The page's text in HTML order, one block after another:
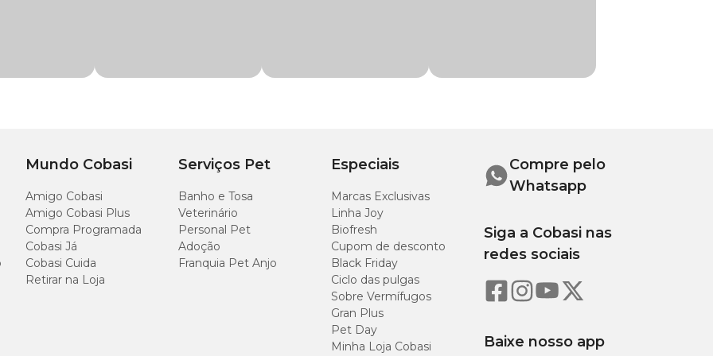
a caixa de areia com 3 a 4cm de profundidade com os grãos de sílica. Lembre-se, a
secos.
Certifique-se de embalar bem os resíduos antes de colocá-los no lixo, usando um saco plástico
Mundo Cobasi
Amigo Cobasi
Amigo Cobasi Plus
Compra Programada
Cobasi Já
Cobasi Cuida
Retirar na Loja
Serviços Pet
Banho e Tosa
Veterinário
Personal Pet
Adoção
Franquia Pet Anjo
Especiais
Marcas Exclusivas
Linha Joy
Biofresh
Cupom de desconto
Black Friday
Ciclo das pulgas
Sobre Vermífugos
Gran Plus
Pet Day
Minha Loja Cobasi
Compre pelo
Whatsapp
Siga a Cobasi nas
redes sociais
Baixe nosso app